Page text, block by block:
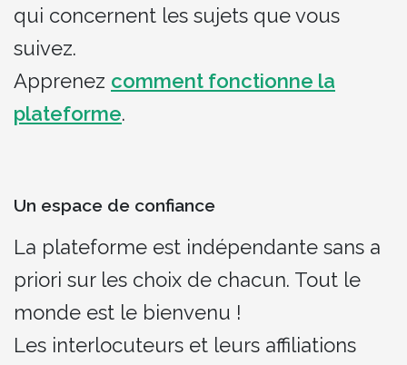
qui concernent les sujets que vous
suivez.
Apprenez comment fonctionne la
plateforme.
Un espace de confiance
La plateforme est indépendante sans a
priori sur les choix de chacun. Tout le
monde est le bienvenu !
Les interlocuteurs et leurs affiliations